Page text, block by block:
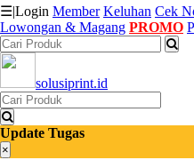
Katalog
Produk
Petugas
☰|Login Member Keluhan Cek
Lowongan & Magang PROMO
solusiprint.id
Update Tugas
×